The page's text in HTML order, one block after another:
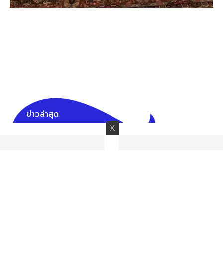
ข่าวล่าสุด